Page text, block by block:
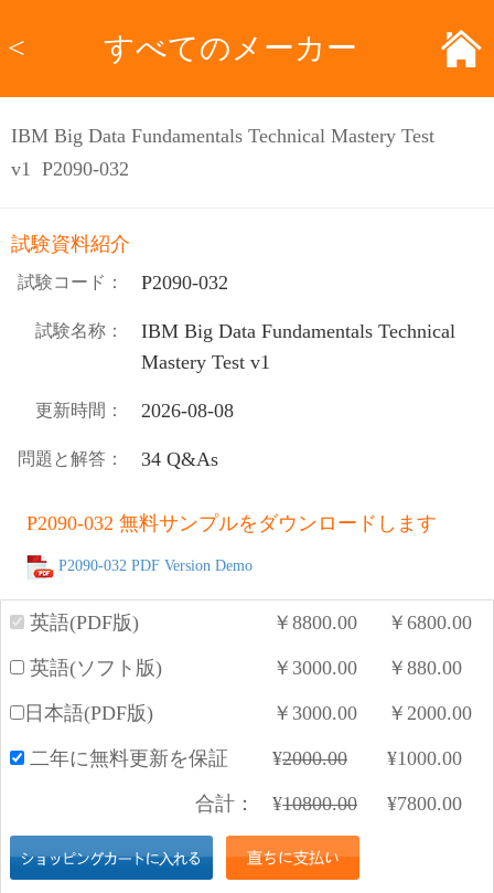
< すべてのメーカー
IBM Big Data Fundamentals Technical Mastery Test
v1 P2090-032
試験資料紹介
試験コード： P2090-032
試験名称：
IBM Big Data Fundamentals Technical
Mastery Test v1
更新時間： 2026-08-08
問題と解答： 34 Q&As
P2090-032 無料サンプルをダウンロードします
P2090-032 PDF Version Demo
英語(PDF版) ￥ 8800.00 ￥ 6800.00
英語(ソフト版) ￥ 3000.00 ￥ 880.00
日本語(PDF版) ￥ 3000.00 ￥ 2000.00
二年に無料更新を保証 ¥2000.00 ¥1000.00
合計： ¥10800.00 ¥7800.00